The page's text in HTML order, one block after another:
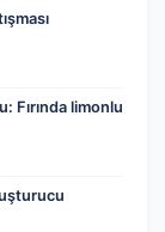
Fırında limonlu